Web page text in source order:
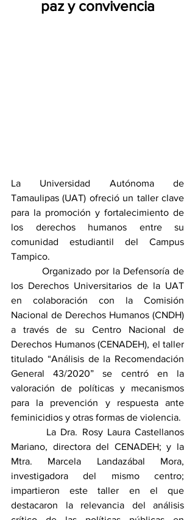
paz y convivencia
La Universidad Autónoma de
Tamaulipas (UAT) ofreció un taller clave
para la promoción y fortalecimiento de
los derechos humanos entre su
comunidad estudiantil del Campus
Tampico.
Organizado por la Defensoría de
los Derechos Universitarios de la UAT
en colaboración con la Comisión
Nacional de Derechos Humanos (CNDH)
a través de su Centro Nacional de
Derechos Humanos (CENADEH), el taller
titulado “Análisis de la Recomendación
General 43/2020” se centró en la
valoración de políticas y mecanismos
para la prevención y respuesta ante
feminicidios y otras formas de violencia.
La Dra. Rosy Laura Castellanos
Mariano, directora del CENADEH; y la
Mtra. Marcela Landazábal Mora,
investigadora del mismo centro;
impartieron este taller en el que
destacaron la relevancia del análisis